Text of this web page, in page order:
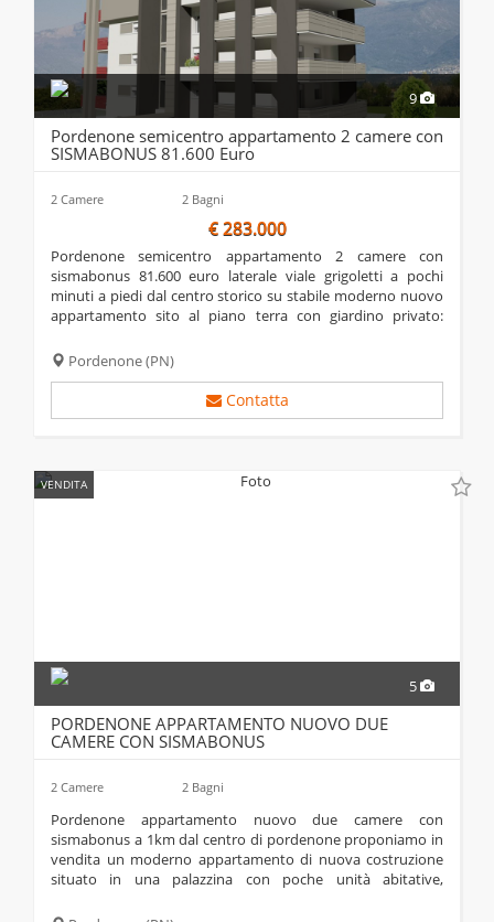
9
Pordenone semicentro appartamento 2 camere con
SISMABONUS 81.600 Euro
2 Camere 2 Bagni
€ 283.000
pordenone semicentro appartamento 2 camere con
sismabonus 81.600 euro laterale viale grigoletti a pochi
minuti a piedi dal centro storico su stabile moderno nuovo
appartamento sito al piano terra con giardino privato:
vetrate e uscita su terrazza di 20 mq,...
Pordenone(PN)
Contatta
VENDITA
5
PORDENONE APPARTAMENTO NUOVO DUE
CAMERE CON SISMABONUS
2 Camere 2 Bagni
pordenone appartamento nuovo due camere con
sismabonus a 1km dal centro di pordenone proponiamo in
vendita un moderno appartamento di nuova costruzione
situato in una palazzina con poche unità abitative,